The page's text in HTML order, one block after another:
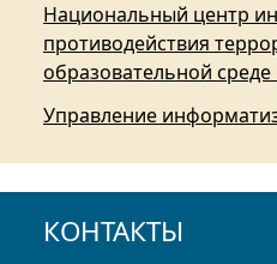
Национальный центр
противодействия
образовательной
Управление
КОНТАКТЫ